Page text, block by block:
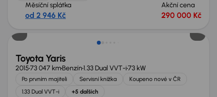
Měsíční splátka
od 2 946 Kč
Akční cena
290 000 Kč
Toyota Yaris
201573 047 kmBenzín1.33 Dual VVT-i73 kW
Po prvním majiteli Servisní knížka
Koupeno nové v ČR
1.33 Dual VVT-i
+5 dalších